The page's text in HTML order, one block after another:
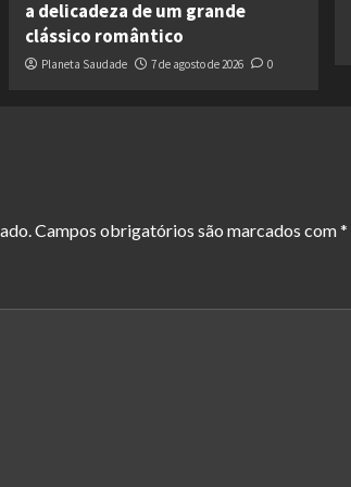
a delicadeza de um grande
clássico romântico
Planeta Saudade 7 de agosto de 2026 0
Campos obrigatórios são marcados com*